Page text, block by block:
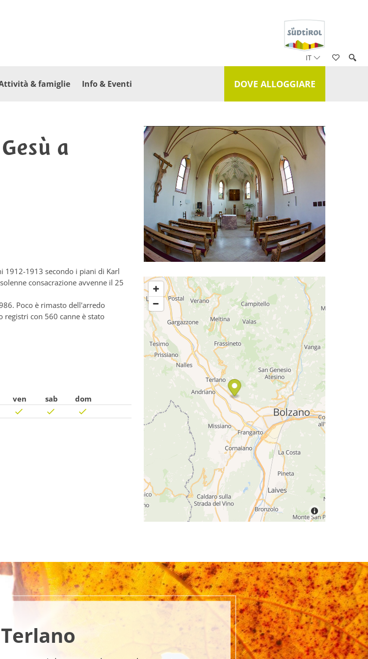
IT
DOVE ALLOGGIARE
& famiglie Info & Eventi
a
1912-1913 secondo i piani di Karl
consacrazione avvenne il 25
Poco è rimasto dell'arredo
registri con 560 canne è stato
ven sab
dom
Terlano